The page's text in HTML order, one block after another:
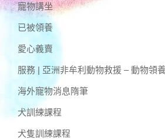
寵物講坐
已被領養
愛心義賣
服務 | 亞洲非牟利動物救援 – 動物領
海外寵物消息隋筆
犬訓練課程
犬隻訓練課程